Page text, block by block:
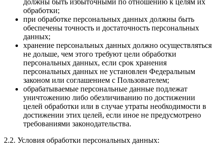
должны быть избыточными по отношению к целям их
обработки;
при обработке персональных данных должны быть
обеспечены точность и достаточность персональных
данных;
хранение персональных данных должно осуществляться
не дольше, чем этого требуют цели обработки
персональных данных, если срок хранения
персональных данных не установлен Федеральным
законом или соглашением с Пользователем;
обрабатываемые персональные данные подлежат
уничтожению либо обезличиванию по достижении
целей обработки или в случае утраты необходимости в
достижении этих целей, если иное не предусмотрено
требованиями законодательства.
2.2. Условия обработки персональных данных: